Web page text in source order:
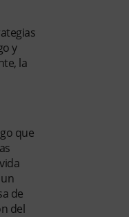
y
la
que
de
del